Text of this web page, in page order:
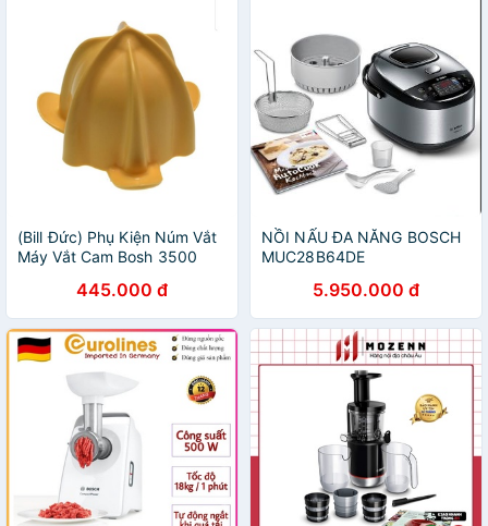
(Bill Đức) Phụ Kiện Núm Vắt
Máy Vắt Cam Bosh 3500
445.000 đ
NỒI NẤU ĐA NĂNG BOSCH
MUC28B64DE
5.950.000 đ